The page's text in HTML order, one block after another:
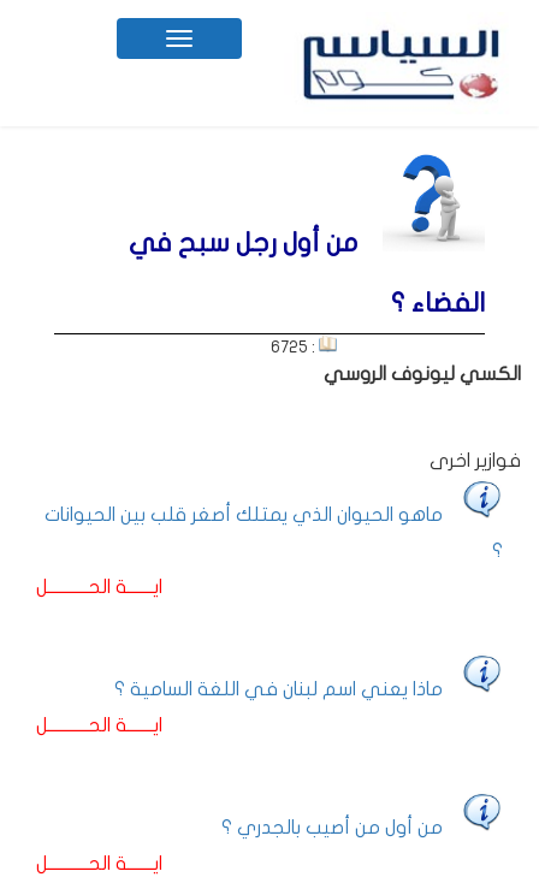
Toggle
navigation
من أول رجل سبح في
الفضاء ؟
: 6725
الكسي ليونوف الروسي
فوازير اخرى
ماهو الحيوان الذي يمتلك أصغر قلب بين الحيوانات
؟
ايـــــــة الحـــــــــــل
ماذا يعني اسم لبنان في اللغة السامية ؟
ايـــــــة الحـــــــــــل
من أول من أصيب بالجدري ؟
ايـــــــة الحـــــــــــل